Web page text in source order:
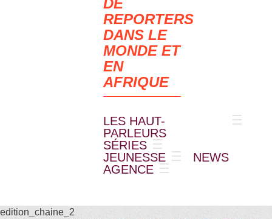
DE
REPORTERS
DANS LE
MONDE ET
EN
AFRIQUE
LES HAUT-
PARLEURS
SÉRIES
JEUNESSE
NEWS
AGENCE
edition_chaine_2